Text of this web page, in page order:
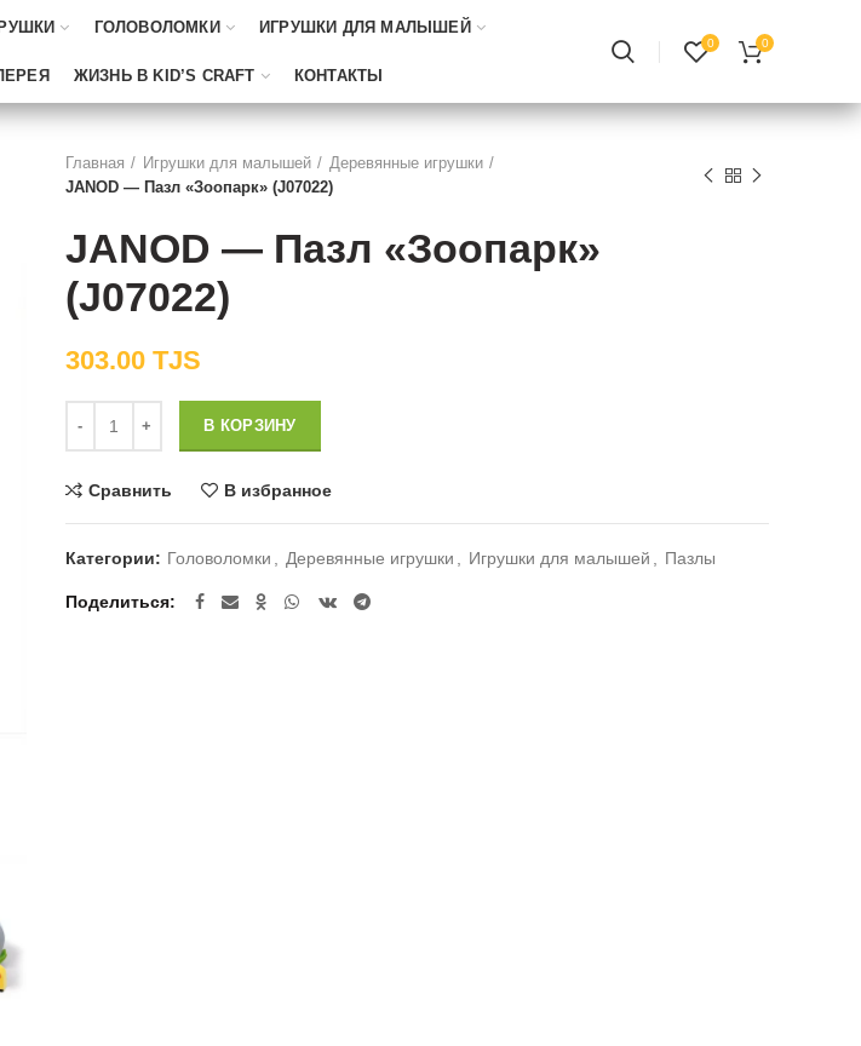
ГОЛОВОЛОМКИ ИГРУШКИ ДЛЯ МАЛЫШЕЙ
ЖИЗНЬ В KID’S CRAFT КОНТАКТЫ
0 0
Главная Игрушки для малышей
Деревянные игрушки
JANOD — Пазл «Зоопарк» (J07022)
JANOD — Пазл «Зоопарк»
(J07022)
303.00 TJS
В КОРЗИНУ
Сравнить В избранное
Категории: Головоломки Деревянные игрушки Игрушки для малышей Пазлы
Поделиться